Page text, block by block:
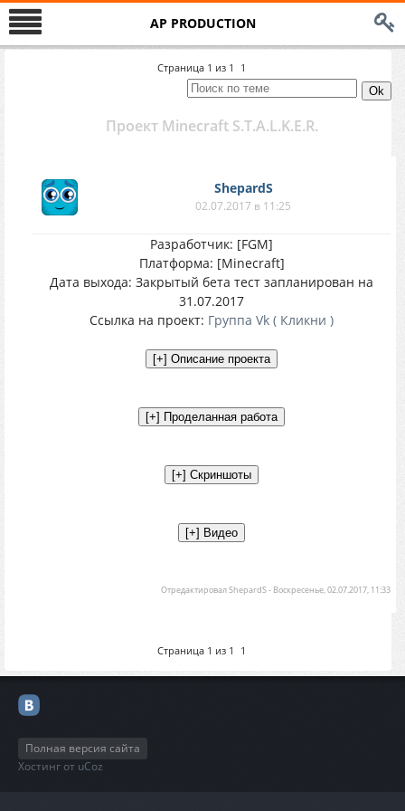
AP PRODUCTION
Страница 1 из 1 1
Проект Minecraft S.T.A.L.K.E.R.
ShepardS
02.07.2017 в 11:25
Разработчик: [FGM]
Платформа: [Minecraft]
Дата выхода: Закрытый бета тест запланирован на
31.07.2017
Ссылка на проект: Группа Vk ( Кликни )
ОтредактировалShepardS- Воскресенье, 02.07.2017, 11:33
Страница 1 из 1 1
Полная версия сайта
Хостинг от uCoz